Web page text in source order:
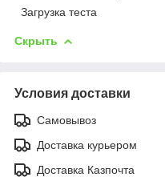
Загрузка теста
Скрыть
Условия доставки
Самовывоз
Доставка курьером
Доставка Казпочта